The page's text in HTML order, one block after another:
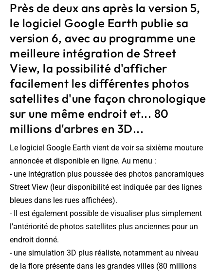
Près de deux ans après la version 5,
le logiciel Google Earth publie sa
version 6, avec au programme une
meilleure intégration de Street
View, la possibilité d'afficher
facilement les différentes photos
satellites d'une façon chronologique
sur une même endroit et... 80
millions d'arbres en 3D...
Le logiciel Google Earth vient de voir sa sixième mouture
annoncée et disponible en ligne. Au menu :
- une intégration plus poussée des photos panoramiques
Street View (leur disponibilité est indiquée par des lignes
bleues dans les rues affichées).
- Il est également possible de visualiser plus simplement
l'antériorité de photos satellites plus anciennes pour un
endroit donné.
- une simulation 3D plus réaliste, notamment au niveau
de la flore présente dans les grandes villes (80 millions